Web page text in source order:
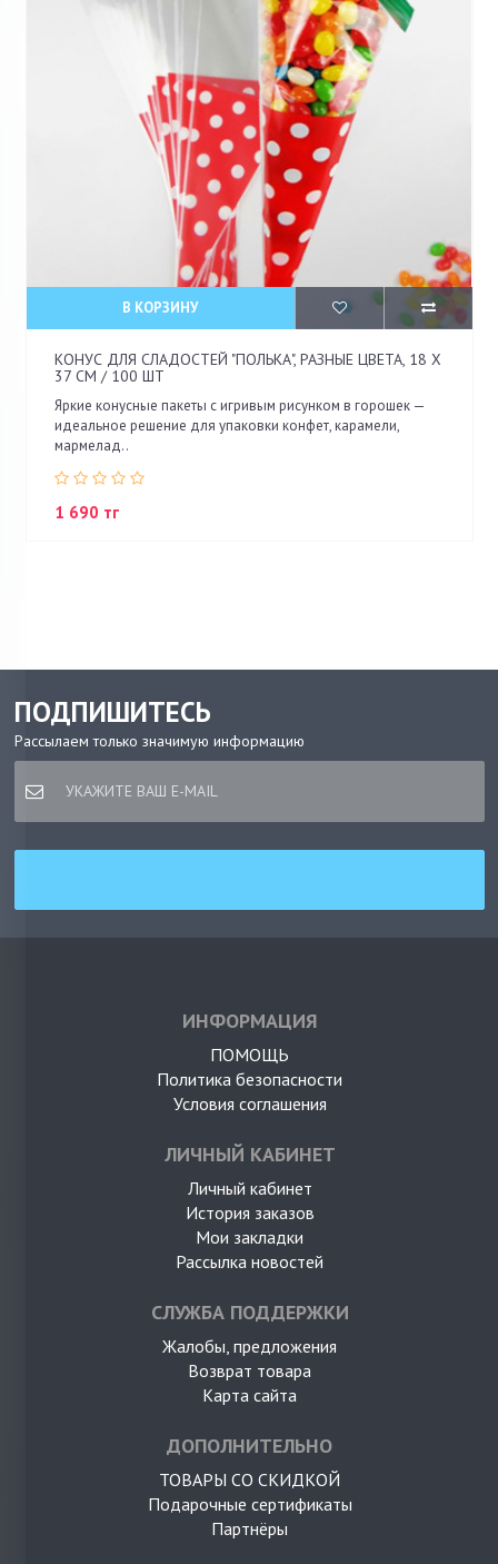
В КОРЗИНУ
КОНУС ДЛЯ СЛАДОСТЕЙ "ПОЛЬКА", РАЗНЫЕ ЦВЕТА, 18 Х
37 СМ / 100 ШТ
Яркие конусные пакеты с игривым рисунком в горошек —
идеальное решение для упаковки конфет, карамели,
мармелад..
1 690 тг
ПОДПИШИТЕСЬ
Рассылаем только значимую информацию
ИНФОРМАЦИЯ
ПОМОЩЬ
Политика безопасности
Условия соглашения
ЛИЧНЫЙ КАБИНЕТ
Личный кабинет
История заказов
Мои закладки
Рассылка новостей
СЛУЖБА ПОДДЕРЖКИ
Жалобы, предложения
Возврат товара
Карта сайта
ДОПОЛНИТЕЛЬНО
ТОВАРЫ СО СКИДКОЙ
Подарочные сертификаты
Партнёры